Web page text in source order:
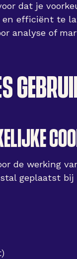
dat je
efficiënt te
analyse of
de werking
geplaatst